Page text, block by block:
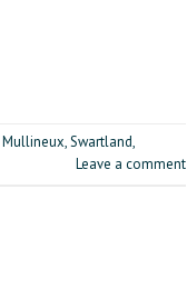
Mullineux,Swartland,
Leave a comment